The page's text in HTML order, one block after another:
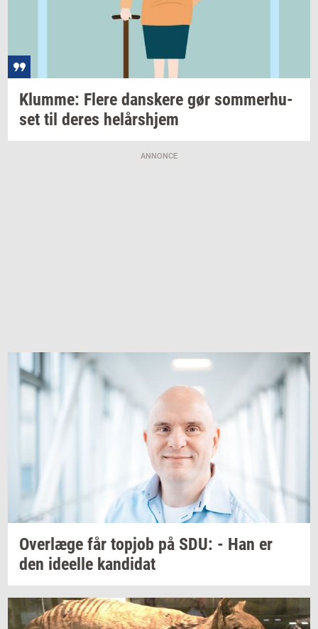
Klum­me: Flere dan­ske­re gør som­mer­hu­
set til deres helårs­hjem
ANNONCE
Over­læ­ge får topjob på SDU: - Han er
den ide­el­le kan­di­dat